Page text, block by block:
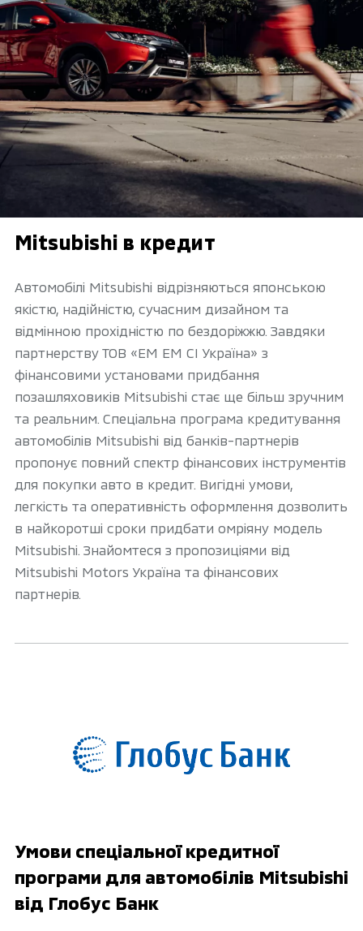
Mitsubishi в кредит
Автомобілі Mitsubishi відрізняються японською
якістю, надійністю, сучасним дизайном та
відмінною прохідністю по бездоріжжю. Завдяки
партнерству ТОВ «ЕМ ЕМ СІ Україна» з
фінансовими установами придбання
позашляховиків Mitsubishi стає ще більш зручним
та реальним. Спеціальна програма кредитування
автомобілів Mitsubishi від банків-партнерів
пропонує повний спектр фінансових інструментів
для покупки авто в кредит. Вигідні умови,
легкість та оперативність оформлення дозволить
в найкоротші сроки придбати омріяну модель
Mitsubishi. Знайомтеся з пропозиціями від
Mitsubishi Motors Україна та фінансових
партнерів.
Умови спеціальної кредитної
програми для автомобілів Mitsubishi
від Глобус Банк